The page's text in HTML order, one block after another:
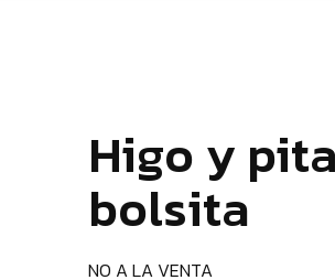
Higo y
bolsita
NO A LA VENTA